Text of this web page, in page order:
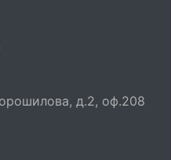
д.2, оф.208